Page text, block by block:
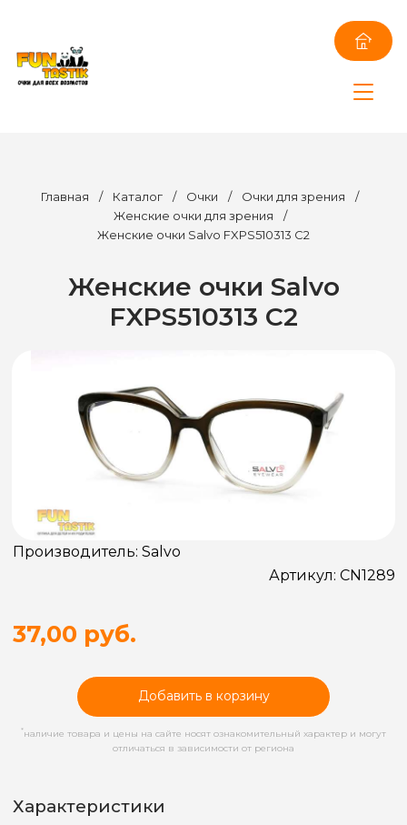
Главная / Каталог / Очки / Очки для зрения
/
Женские очки для зрения
/
Женские очки Salvo FXPS510313 C2
Женские очки Salvo
FXPS510313 C2
Производитель: Salvo
Артикул: CN1289
37,00 руб.
Добавить в корзину
* наличие товара и цены на сайте носят ознакомительный характер и могут
отличаться в зависимости от региона
Характеристики